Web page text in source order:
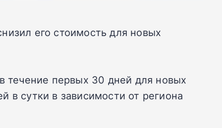
его стоимость для новых
течение первых 30 дней для новых
в сутки в зависимости от региона